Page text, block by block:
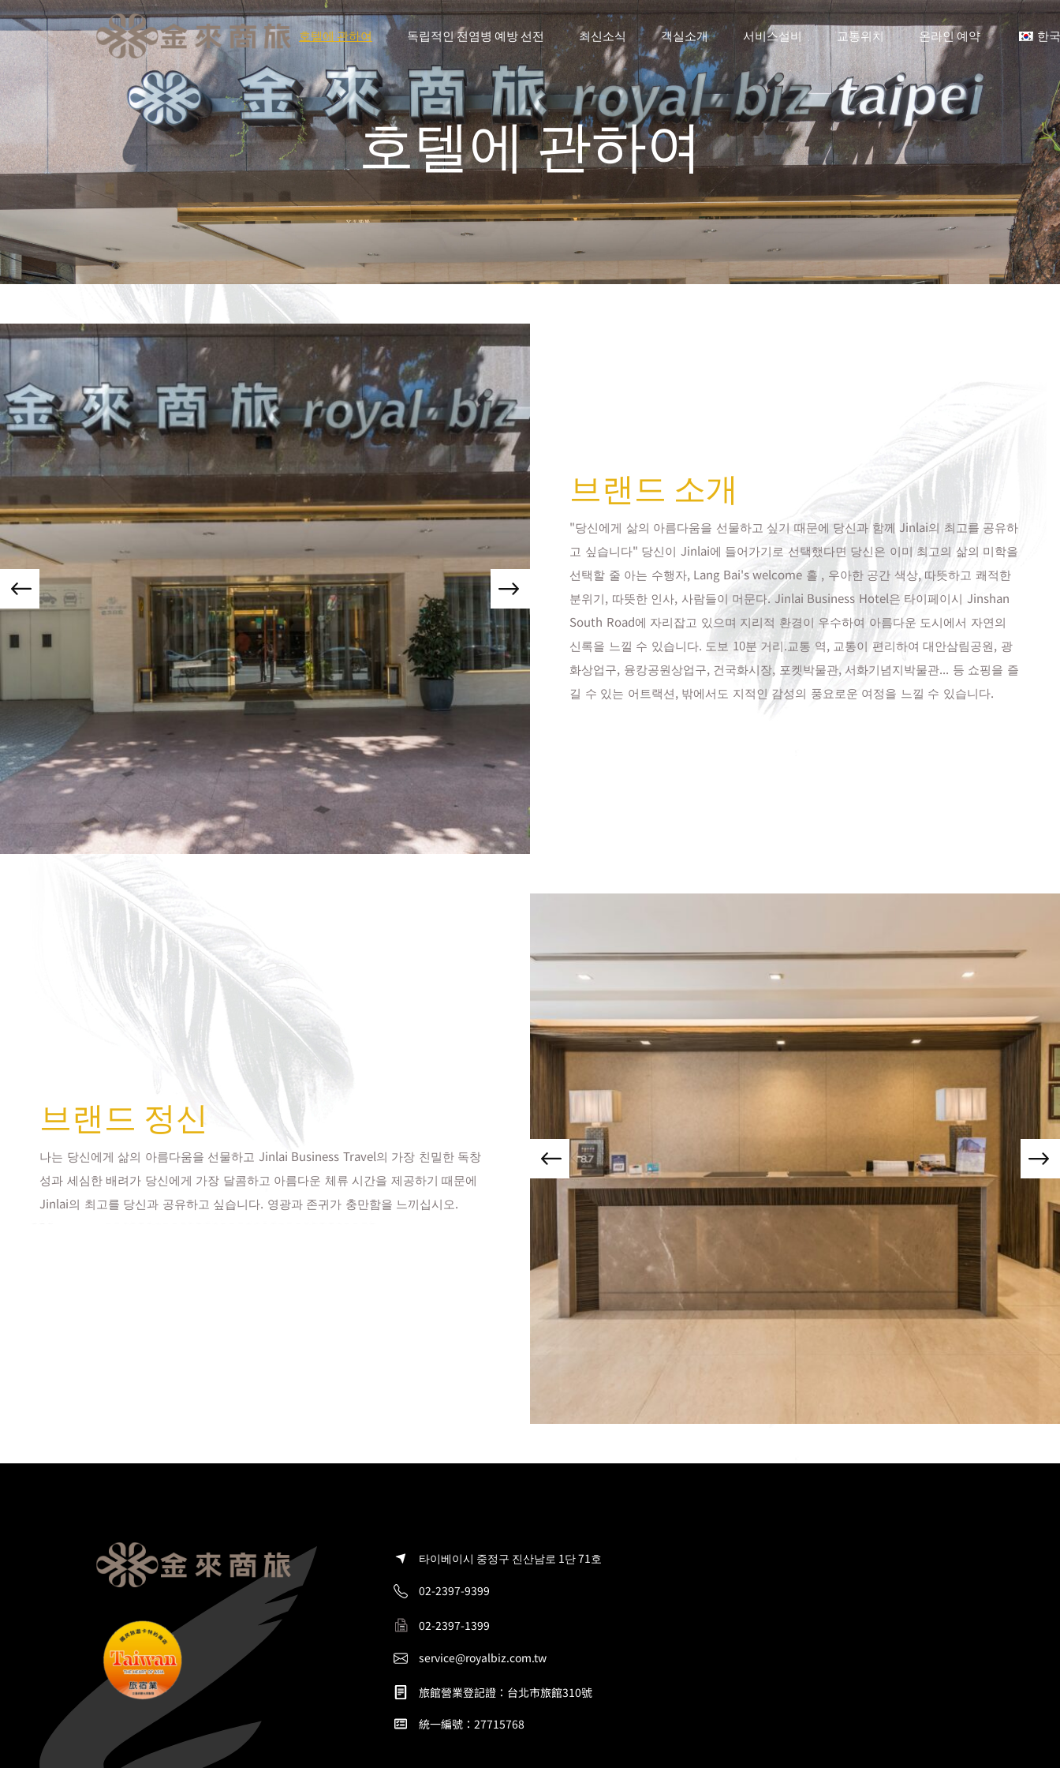
호텔에 관하여 독립적인 전염병 예방 선전 최신소식 객실소개 서비스설비 교통위치 온라인 예약 한
호텔에 관하여
브랜드 소개
"당신에게 삶의 아름다움을 선물하고 싶기 때문에 당신과 함께 Jinlai의 최고를 공유하
고 싶습니다" 당신이 Jinlai에 들어가기로 선택했다면 당신은 이미 최고의 삶의 미학을
선택할 줄 아는 수행자, Lang Bai's welcome 홀 , 우아한 공간 색상, 따뜻하고 쾌적한
분위기, 따뜻한 인사, 사람들이 머문다. Jinlai Business Hotel은 타이페이시 Jinshan
South Road에 자리잡고 있으며 지리적 환경이 우수하여 아름다운 도시에서 자연의
신록을 느낄 수 있습니다. 도보 10분 거리.교통 역, 교통이 편리하여 대안삼림공원, 광
화상업구, 융캉공원상업구, 건국화시장, 포켓박물관, 서화기념지박물관... 등 쇼핑을 즐
길 수 있는 어트랙션, 밖에서도 지적인 감성의 풍요로운 여정을 느낄 수 있습니다.
브랜드 정신
나는 당신에게 삶의 아름다움을 선물하고 Jinlai Business Travel의 가장 친밀한 독창
성과 세심한 배려가 당신에게 가장 달콤하고 아름다운 체류 시간을 제공하기 때문에
Jinlai의 최고를 당신과 공유하고 싶습니다. 영광과 존귀가 충만함을 느끼십시오.
타이베이시 중정구 진산남로 1단 71호
02-2397-9399
02-2397-1399
service@royalbiz.com.tw
旅館營業登記證：台北市旅館310號
統一編號：27715768